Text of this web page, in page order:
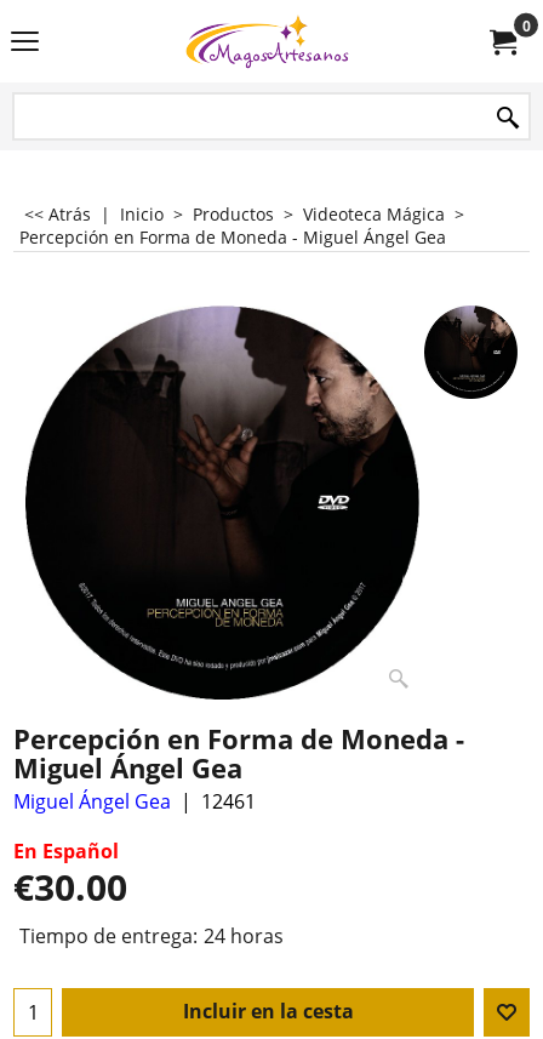
0
<< Atrás | Inicio > Productos > Videoteca Mágica >
Percepción en Forma de Moneda - Miguel Ángel Gea
Percepción en Forma de Moneda -
Miguel Ángel Gea
Miguel Ángel Gea
12461
En Español
€30.00
Tiempo de entrega: 24 horas
Incluir en la cesta